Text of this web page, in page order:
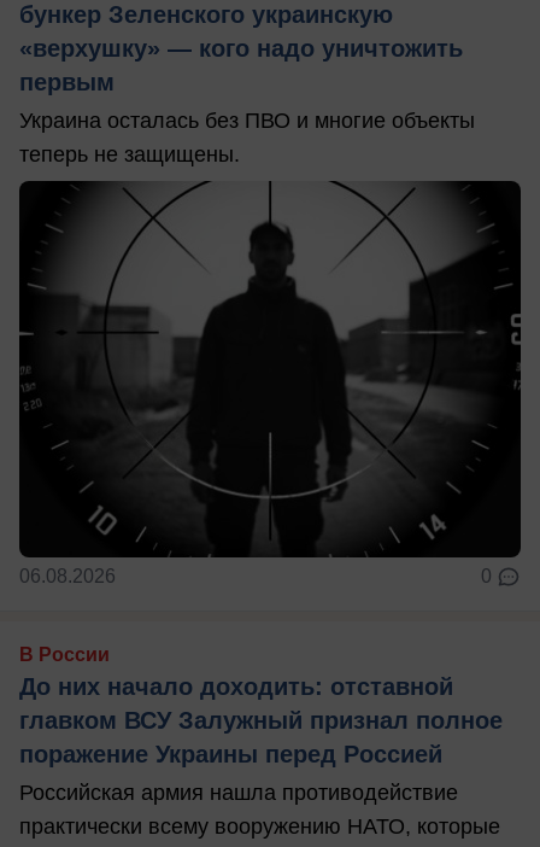
бункер Зеленского украинскую
«верхушку» — кого надо уничтожить
первым
Украина осталась без ПВО и многие объекты
теперь не защищены.
06.08.2026 0
В России
До них начало доходить: отставной
главком ВСУ Залужный признал полное
поражение Украины перед Россией
Российская армия нашла противодействие
практически всему вооружению НАТО, которые